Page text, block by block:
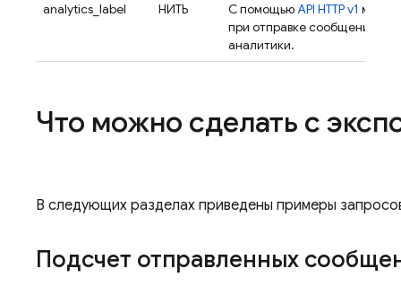
analytics_label
НИТЬ С помощьюAPI HTTP v1 можно
при отправке сообщения,
аналитики.
Что можно сделать с
В следующих разделах приведены примеры
Подсчет отправленных